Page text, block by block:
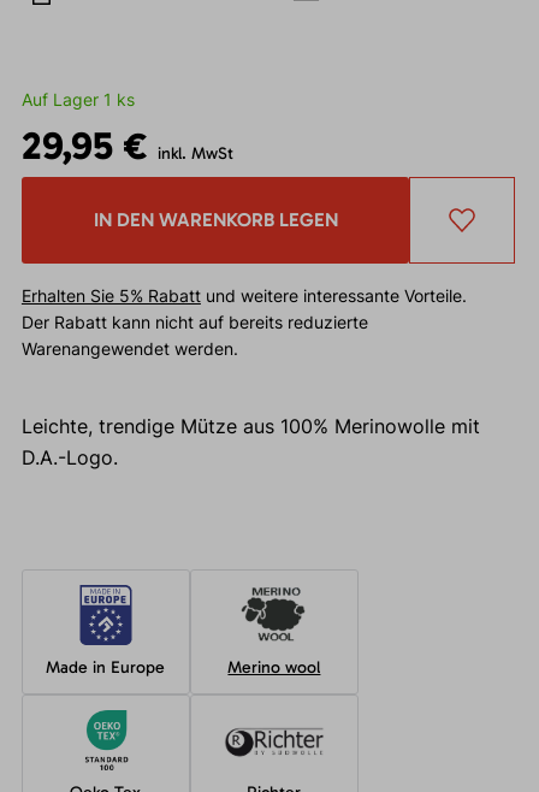
Auf Lager 1 ks
29,95 € inkl. MwSt
IN DEN WARENKORB LEGEN
Erhalten Sie 5% Rabattund weitere interessante Vorteile.
Der Rabatt kann nicht auf bereits reduzierte
Warenangewendet werden.
Leichte, trendige Mütze aus 100% Merinowolle mit
D.A.-Logo.
Made in Europe Merino wool